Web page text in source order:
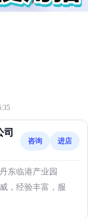
司
咨询 进店
东临港产业园
，经验丰富，服